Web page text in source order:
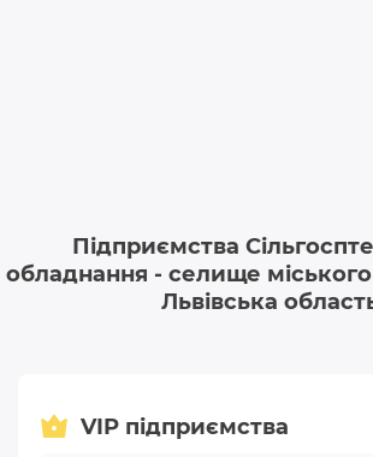
Підприємства
обладнання - селище
Львівська
VIP підприємства